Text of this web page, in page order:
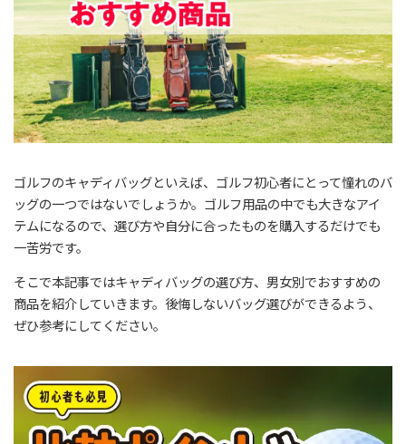
ゴルフのキャディバッグといえば、ゴルフ初心者にとって憧れのバ
ッグの一つではないでしょうか。ゴルフ用品の中でも大きなアイ
テムになるので、選び方や自分に合ったものを購入するだけでも
一苦労です。
そこで本記事ではキャディバッグの選び方、男女別でおすすめの
商品を紹介していきます。後悔しないバッグ選びができるよう、
ぜひ参考にしてください。